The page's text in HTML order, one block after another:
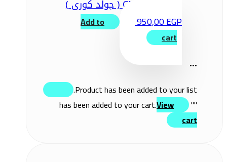
CN7 2021 ( جولد كورى )
950,00EGP
Add to
cart
...
Product has been added to your list.
"
" has been added to your cart.
View
cart